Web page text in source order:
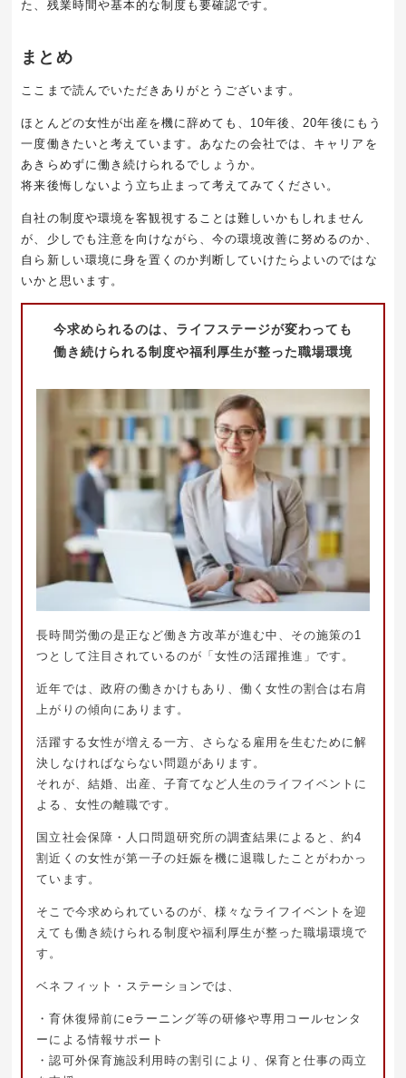
た、残業時間や基本的な制度も要確認です。
まとめ
ここまで読んでいただきありがとうございます。
ほとんどの女性が出産を機に辞めても、 10年後、20年後にもう
一度働きたいと考えています。あなたの会社では、キャリアを
あきらめずに働き続けられるでしょうか。
将来後悔しないよう立ち止まって考えてみてください。
自社の制度や環境を客観視することは難しいかもしれません
が、少しでも注意を向けながら、今の環境改善に努めるのか、
自ら新しい環境に身を置くのか判断していけたらよいのではな
いかと思います。
今求められるのは、ライフステージが変わっても
働き続けられる制度や福利厚生が整った職場環境
長時間労働の是正など働き方改革が進む中、その施策の1
つとして注目されているのが「女性の活躍推進」です。
近年では、政府の働きかけもあり、働く女性の割合は右肩
上がりの傾向にあります。
活躍する女性が増える一方、さらなる雇用を生むために解
決しなければならない問題があります。
それが、結婚、出産、子育てなど人生のライフイベントに
よる、女性の離職です。
国立社会保障・人口問題研究所の調査結果によると、約4
割近くの女性が第一子の妊娠を機に退職したことがわかっ
ています。
そこで今求められているのが、様々なライフイベントを迎
えても働き続けられる制度や福利厚生が整った職場環境で
す。
ベネフィット・ステーションでは、
・育休復帰前にeラーニング等の研修や専用コールセンタ
ーによる情報サポート
・認可外保育施設利用時の割引により、保育と仕事の両立